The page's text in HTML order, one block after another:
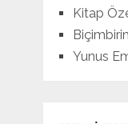
Kitap
Yunus